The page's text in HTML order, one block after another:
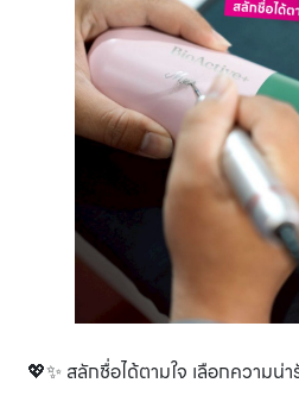
💖✨ สลักชื่อได้ตามใจ เลือกความน่